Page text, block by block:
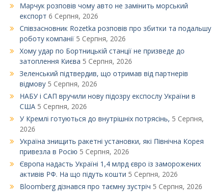
Марчук розповів чому авто не замінить морський
експорт 6 Серпня, 2026
Співзасновник Rozetka розповів про збитки та подальшу
роботу компанії 5 Серпня, 2026
Xому удар по Бортницькій станції не призведе до
затоплення Києва 5 Серпня, 2026
Зеленський підтвердив, що отримав від партнерів
відмову 5 Серпня, 2026
НАБУ і САП вручили нову підозру експослу України в
США 5 Серпня, 2026
У Кремлі готуються до внутрішніх потрясінь, 5 Серпня,
2026
Україна знищить ракетні установки, які Північна Корея
привезла в Росію 5 Серпня, 2026
Європа надасть Україні 1,4 млрд євро із заморожених
активів РФ. На що підуть кошти 5 Серпня, 2026
Bloomberg дізнався про таємну зустріч 5 Серпня, 2026